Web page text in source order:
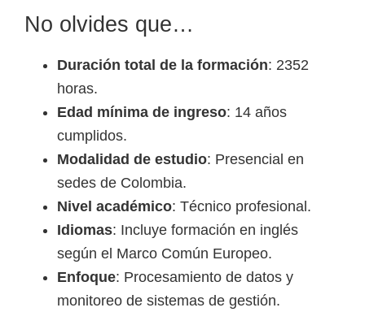
No olvides que…
Duración total de la formación: 2352
horas.
Edad mínima de ingreso: 14 años
cumplidos.
Modalidad de estudio: Presencial en
sedes de Colombia.
Nivel académico: Técnico profesional.
Idiomas: Incluye formación en inglés
según el Marco Común Europeo.
Enfoque: Procesamiento de datos y
monitoreo de sistemas de gestión.